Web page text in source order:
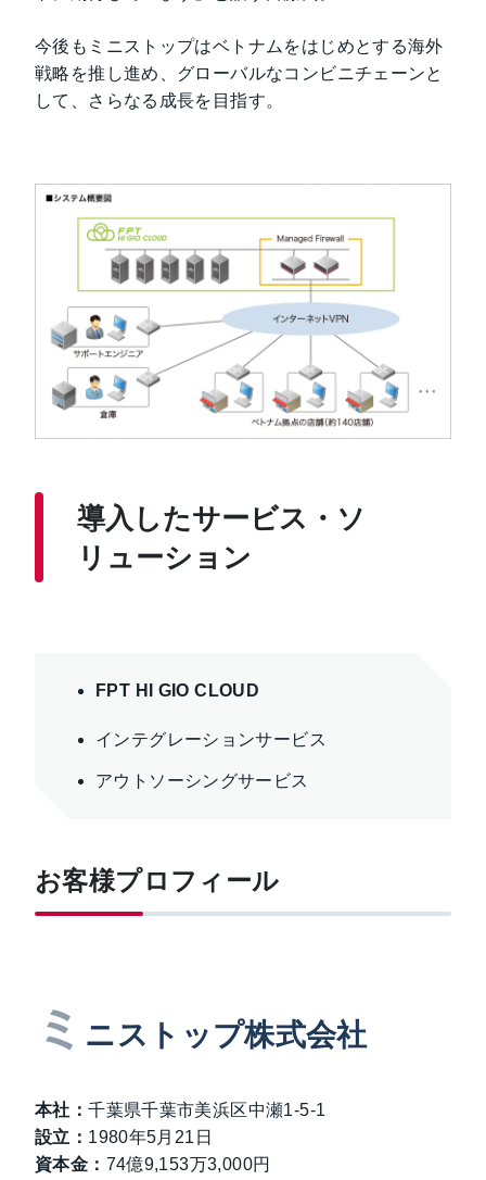
今後もミニストップはベトナムをはじめとする海外
戦略を推し進め、グローバルなコンビニチェーンと
して、さらなる成長を目指す。
導入したサービス・ソ
リューション
FPT HI GIO CLOUD
インテグレーションサービス
アウトソーシングサービス
お客様プロフィール
ミ ニストップ株式会社
本社：千葉県千葉市美浜区中瀬1-5-1
設立： 1980年5月21日
資本金： 74億9,153万3,000円